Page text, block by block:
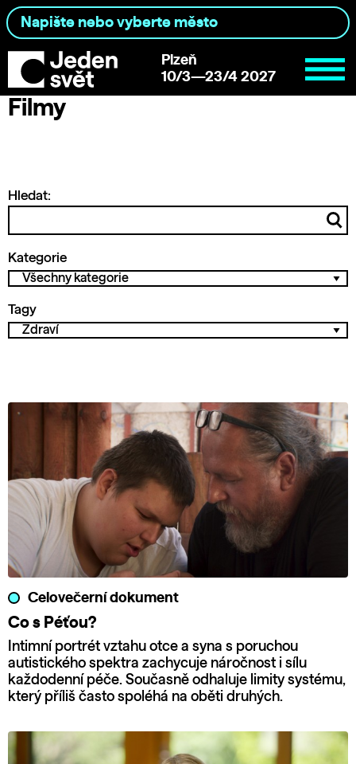
Plzeň
10/3—23/4 2027
Filmy
Hledat:
Kategorie
Tagy
Celovečerní dokument
Co s Péťou?
Intimní portrét vztahu otce a syna s poruchou
autistického spektra zachycuje náročnost i sílu
každodenní péče. Současně odhaluje limity systému,
který příliš často spoléhá na oběti druhých.